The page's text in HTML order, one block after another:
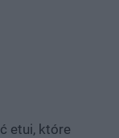
etui, które